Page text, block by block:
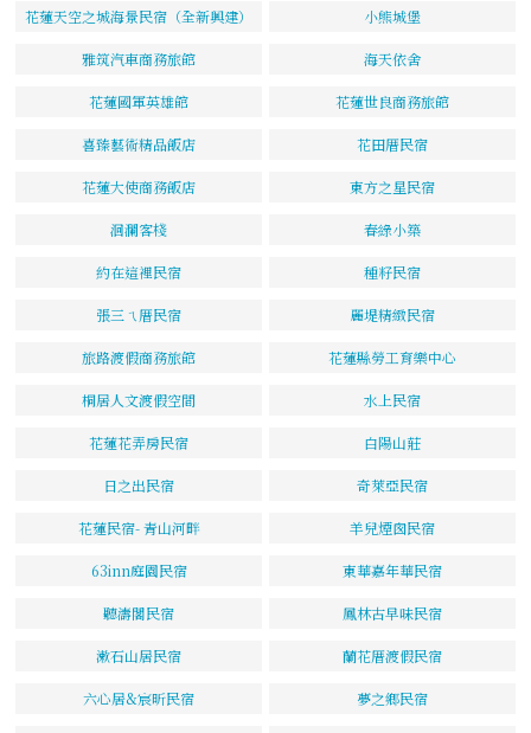
花蓮天空之城海景民宿（全新興建） 小熊城堡
雅筑汽車商務旅館 海天依舍
花蓮國軍英雄館 花蓮世良商務旅館
喜臻藝術精品飯店 花田厝民宿
花蓮大使商務飯店 東方之星民宿
洄瀾客棧 春綠小築
約在這裡民宿 種籽民宿
張三ㄟ厝民宿 麗堤精緻民宿
旅路渡假商務旅館 花蓮縣勞工育樂中心
桐居人文渡假空間 水上民宿
花蓮花弄房民宿 白陽山莊
日之出民宿 奇萊亞民宿
花蓮民宿- 青山河畔 羊兒煙囪民宿
63inn庭園民宿 東華嘉年華民宿
聽濤閣民宿 鳳林古早味民宿
漱石山居民宿 蘭花厝渡假民宿
六心居&宸昕民宿 夢之鄉民宿